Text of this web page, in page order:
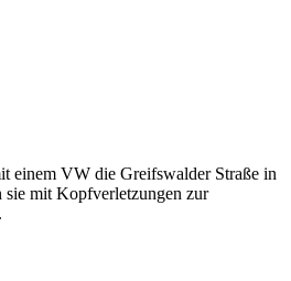
einem VW die Greifswalder Straße in
sie mit Kopfverletzungen zur